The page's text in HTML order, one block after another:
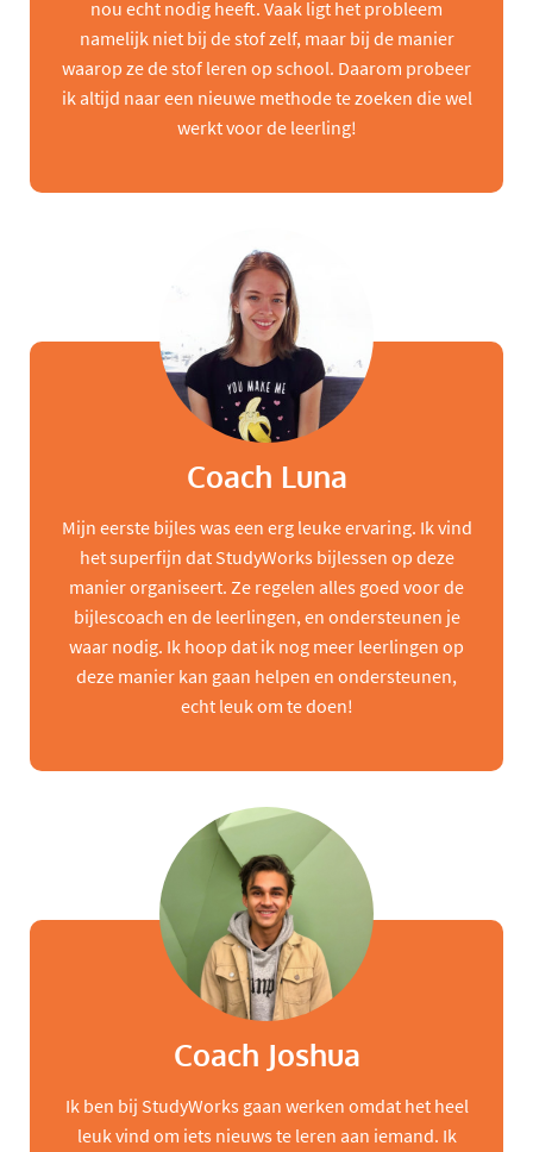
nou echt nodig heeft. Vaak ligt het probleem
namelijk niet bij de stof zelf, maar bij de manier
waarop ze de stof leren op school. Daarom probeer
ik altijd naar een nieuwe methode te zoeken die wel
werkt voor de leerling!
Coach Luna
Mijn eerste bijles was een erg leuke ervaring. Ik vind
het superfijn dat StudyWorks bijlessen op deze
manier organiseert. Ze regelen alles goed voor de
bijlescoach en de leerlingen, en ondersteunen je
waar nodig. Ik hoop dat ik nog meer leerlingen op
deze manier kan gaan helpen en ondersteunen,
echt leuk om te doen!
Coach Joshua
Ik ben bij StudyWorks gaan werken omdat het heel
leuk vind om iets nieuws te leren aan iemand. Ik